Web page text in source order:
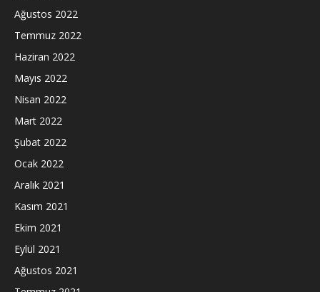
Ağustos 2022
Temmuz 2022
Haziran 2022
Mayıs 2022
Nisan 2022
Mart 2022
Şubat 2022
Ocak 2022
Aralık 2021
Kasım 2021
Ekim 2021
Eylül 2021
Ağustos 2021